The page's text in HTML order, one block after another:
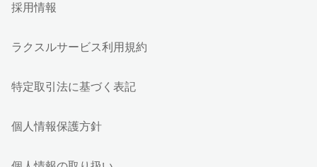
採用情報
ラクスルサービス利用規約
特定取引法に基づく表記
個人情報保護方針